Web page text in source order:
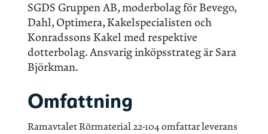
SGDS Gruppen AB, moderbolag för Bevego,
Dahl, Optimera, Kakelspecialisten och
Konradssons Kakel med respektive
dotterbolag. Ansvarig inköpsstrateg är Sara
Björkman.
Omfattning
Ramavtalet Rörmaterial 22-104 omfattar leverans